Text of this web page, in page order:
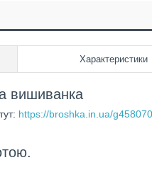
Характеристики
вишиванка
https://broshka.in.ua/